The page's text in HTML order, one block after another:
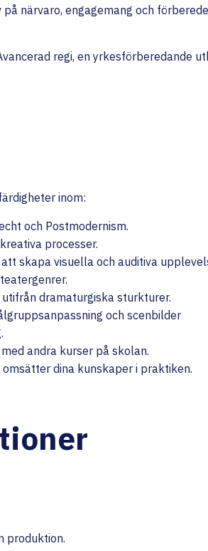
närvaro, engagemang och
regi, en yrkesförberedande
inom:
och Postmodernism.
processer.
skapa visuella och auditiva
dramaturgiska sturkturer.
och scenbilder
andra kurser på skolan.
dina kunskaper i praktiken.
produktion.